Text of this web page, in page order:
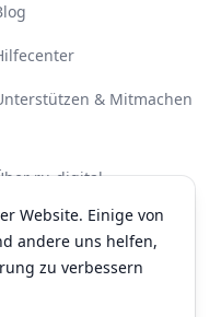
Website. Einige von
andere uns helfen,
zu verbessern
& Mitmachen
ru-digital
& Unterstützer